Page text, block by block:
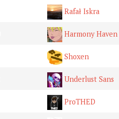
Rafał Iskra
Harmony Haven
Shoxen
Underlust Sans
ProTHED